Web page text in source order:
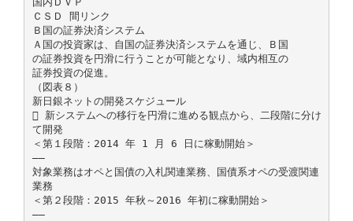
ＣＳＤ 間リンク
Ｂ国の証券決済システム
Ａ国の投資家は、自国の証券決済システムを通じ、Ｂ国
の証券投資を円滑に行うことが可能となり、域内相互の
証券投資の促進。
（図表８）
新日銀ネットの開発スケジュール
 新システムへの移行を円滑に進める観点から、二段階に分け
て開発
＜第１段階：2014 年 1 月 6 日に稼動開始＞
――
対象業務はオペと国債の入札関連業務、国債系オペの受渡関連
業務
＜第２段階：2015 年秋～2016 年初に稼動開始＞
――